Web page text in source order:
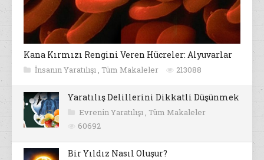
Kana Kırmızı Rengini Veren Hücreler: Alyuvarlar
İnsanın Yaratılışı , Tüm Makaleler 213088
Yaratılış Delillerini Dikkatli Düşünmek
Evrenin Yaratılışı , Tüm Makaleler
60692
Bir Yıldız Nasıl Oluşur?